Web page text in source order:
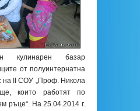
кулинарен базар
от полуинтернатна
на ІІ СОУ „Проф. Никола
които работят по
ръце“. На 25.04.2014 г.